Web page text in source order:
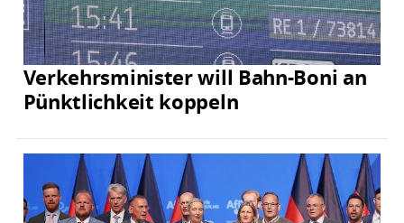
Verkehrsminister will Bahn-Boni an
Pünktlichkeit koppeln